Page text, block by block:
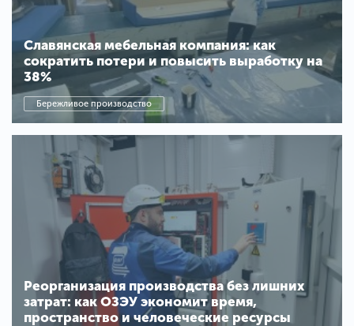
Славянская мебельная компания: как
сократить потери и повысить выработку на
38%
Бережливое производство
Реорганизация производства без лишних
затрат: как ОЗЭУ экономит время,
пространство и человеческие ресурсы